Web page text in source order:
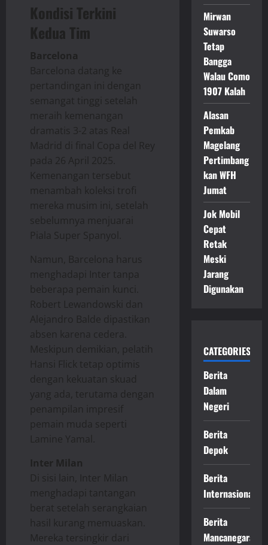
Kondisi Terkini
Kedua Tim
Barcelona
Barcelona datang ke
pertandingan ini dengan
semangat tinggi setelah
meraih kemenangan
dramatis 3-2 atas Real
Madrid di final Copa del Rey
pada 26 April 2025.
Kemenangan tersebut
menambah koleksi trofi
mereka musim ini, setelah
sebelumnya menjuarai
Piala Super Spanyol. ​
Namun, Barcelona harus
menghadapi Inter tanpa
beberapa pemain kunci.
Robert Lewandowski dan
Alejandro Balde dipastikan
absen karena cedera.
Meskipun demikian, pelatih
Hansi Flick tetap optimis
dengan kekuatan skuad
yang ada, terutama dengan
penampilan impresif
pemain muda seperti
Lamine Yamal. ​
Inter Milan
Di sisi lain, Inter Milan
menghadapi tantangan
berat setelah serangkaian
hasil kurang memuaskan.
Mereka tersingkir dari
Mirwan
Suwarso
Tetap
Bangga
Walau Como
1907 Kalah
Alasan
Pemkab
Magelang
Pertimbang
kan WFH
Jumat
Jok Mobil
Cepat
Retak
Meski
Jarang
Digunakan
CATEGORIES
Berita
Dalam
Negeri
Berita
Depok
Berita
Internasional
Berita
Mancanegara